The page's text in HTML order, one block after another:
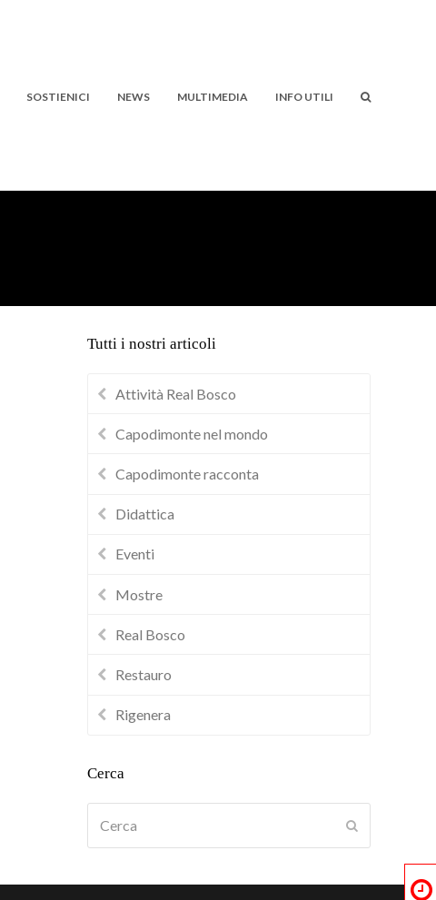
SOSTIENICI NEWS MULTIMEDIA INFO UTILI
Tutti i nostri articoli
Attività Real Bosco
Capodimonte nel mondo
Capodimonte racconta
Didattica
Eventi
Mostre
Real Bosco
Restauro
Rigenera
Cerca